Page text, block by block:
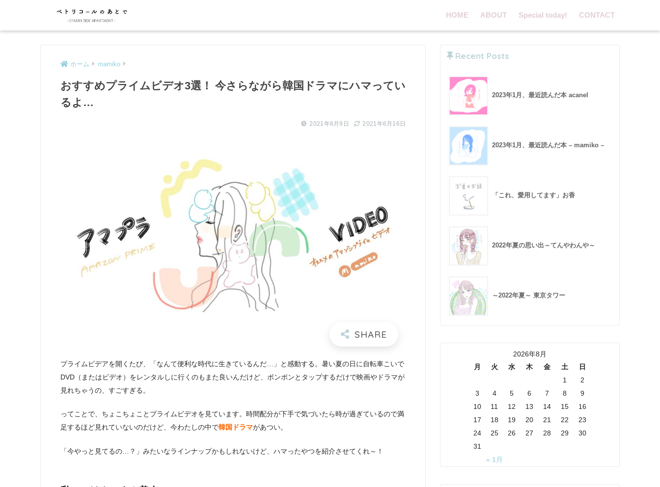
HOME ABOUT Special today! CONTACT
ホーム mamiko
おすすめプライムビデオ3選！ 今さらながら韓国ドラマにハマってい
るよ…
2021年6月9日 2021年6月16日
プライムビデアを開くたび、「なんて便利な時代に生きているんだ…」と感動する。暑い夏の日に自転車こいで
DVD（またはビデオ）をレンタルしに行くのもまた良いんだけど、ポンポンとタップするだけで映画やドラマが
見れちゃうの、すごすぎる。
ってことで、ちょこちょことプライムビデオを見ています。時間配分が下手で気づいたら時が過ぎているので満
足するほど見れていないのだけど、今わたしの中で韓国ドラマがあつい。
「今やっと見てるの…？」みたいなラインナップかもしれないけど、ハマったやつを紹介させてくれ～！
Recent Posts
2023年1月、最近読んだ本 acanel
2023年1月、最近読んだ本 – mamiko –
「これ、愛用してます」お香
2022年夏の思い出～てんやわんや～
～2022年夏～ 東京タワー
2026年8月
月
火 水 木 金 土 日
« 1月
1
2
3
4 5 6 7 8
9
10
11 12 13 14 15
16
17
18 19 20 21 22
23
24
25 26 27 28 29
30
31